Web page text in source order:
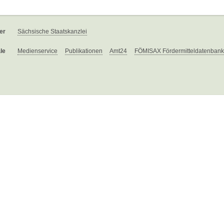
Sächsische Staatskanzlei
Medienservice Publikationen Amt24 FÖMISAX Fördermitteldatenbank